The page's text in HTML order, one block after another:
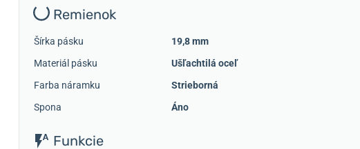
Remienok
Šírka pásku
19,8 mm
Materiál pásku
Ušľachtilá oceľ
Farba náramku
Strieborná
Spona
Áno
Funkcie